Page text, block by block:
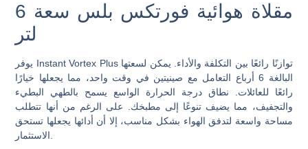
مقلاة هوائية فورتكس بلس سعة 6
يوفر Instant Vortex Plus توازنًا رائعًا بين التكلفة والأداء. يمكن لسعتها
البالغة 6 أرباع التعامل مع صينيتين في وقت واحد، مما يجعلها خيارًا
رائعًا للعائلات. نطاق درجة الحرارة الواسع يسمح بالطهي البطيء
والتجفيف، مما يضيف تنوعًا إلى مطبخك. على الرغم من أنها تتطلب
مساحة واسعة لتدفق الهواء بشكل مناسب، إلا أن أدائها يجعلها تستحق